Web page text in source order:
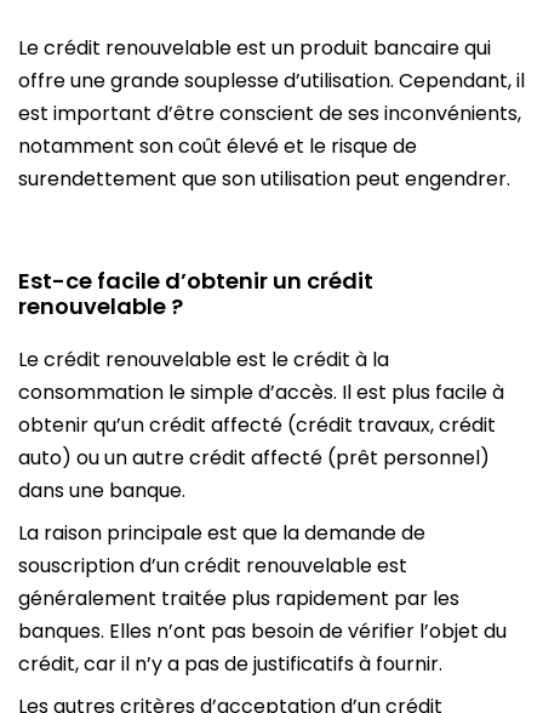
Le crédit renouvelable est un produit bancaire qui
offre une grande souplesse d’utilisation. Cependant, il
est important d’être conscient de ses inconvénients,
notamment son coût élevé et le risque de
surendettement que son utilisation peut engendrer.
Est-ce facile d’obtenir un crédit
renouvelable ?
Le crédit renouvelable est le crédit à la
consommation le simple d’accès. Il est plus facile à
obtenir qu’un crédit affecté (crédit travaux, crédit
auto) ou un autre crédit affecté (prêt personnel)
dans une banque.
La raison principale est que la demande de
souscription d’un crédit renouvelable est
généralement traitée plus rapidement par les
banques. Elles n’ont pas besoin de vérifier l’objet du
crédit, car il n’y a pas de justificatifs à fournir.
Les autres critères d’acceptation d’un crédit